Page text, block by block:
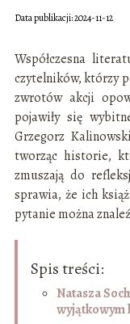
Data publikacji: 2024-11-12
Współczesna
czytelników, którzy
zwrotów akcji
pojawiły się
Grzegorz
tworząc historie,
zmuszają do
sprawia, że ich
pytanie można
Spis treści:
Natasza
wyjątkowym